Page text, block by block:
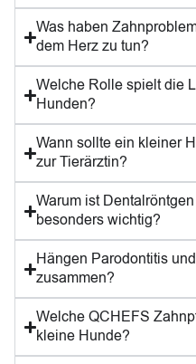
Was haben
dem Herz zu tun?
Welche Rolle spielt die
Hunden?
Wann sollte ein kleiner
zur Tierärztin?
Warum ist
besonders wichtig?
Hängen Parodontitis
zusammen?
Welche QCHEFS
kleine Hunde?